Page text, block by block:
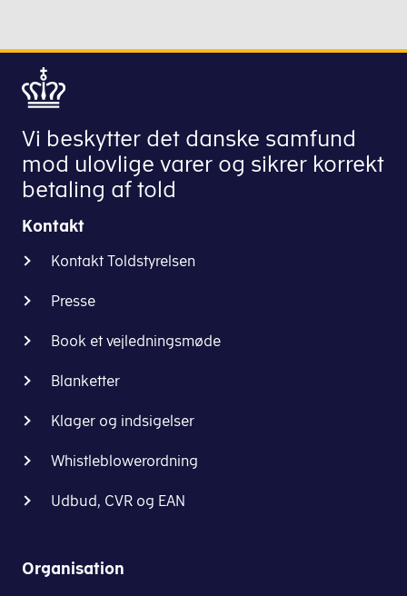
Vi beskytter det danske samfund
mod ulovlige varer og sikrer korrekt
betaling af told
Kontakt
Kontakt Toldstyrelsen
Presse
Book et vejledningsmøde
Blanketter
Klager og indsigelser
Whistleblowerordning
Udbud, CVR og EAN
Organisation